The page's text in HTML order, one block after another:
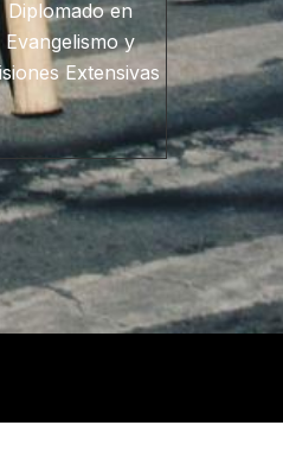
Diplomado en
Evangelismo y
Extensivas